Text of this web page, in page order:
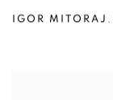
IGOR MITORAJ ,